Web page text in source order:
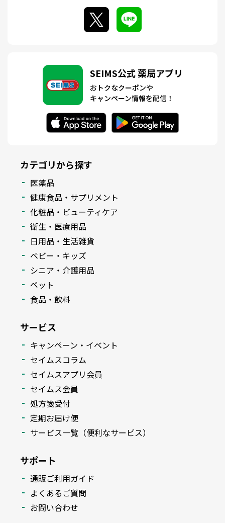
SEIMS公式 薬局アプリ
おトクなクーポンや
キャンペーン情報を配信！
カテゴリから探す
医薬品
健康食品・サプリメント
化粧品・ビューティケア
衛生・医療用品
日用品・生活雑貨
ベビー・キッズ
シニア・介護用品
ペット
食品・飲料
サービス
キャンペーン・イベント
セイムスコラム
セイムスアプリ会員
セイムス会員
処方箋受付
定期お届け便
サービス一覧（便利なサービス）
サポート
通販ご利用ガイド
よくあるご質問
お問い合わせ